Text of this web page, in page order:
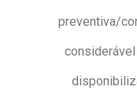
preventiva/